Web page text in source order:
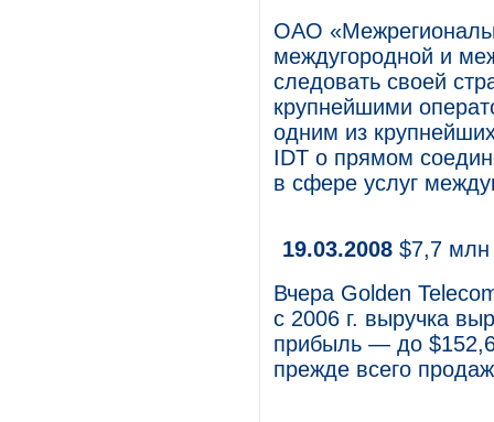
ОАО
междугородной и
следовать своей
крупнейшими
одним из
IDT о прямом
в сфере услуг
19.03.2008 $7,7
Вчера Golden
с 2006 г. выручка
прибыль — до
прежде всего